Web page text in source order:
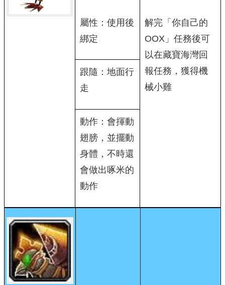
屬性：使用後
綁定
解完「你自己的
OOX」任務後可
以在藏寶海灣回
報任務，獲得機
械小雞
跟隨：地面行
走
動作：會揮動
翅膀，並擺動
身體，不時還
會做出啄米的
動作